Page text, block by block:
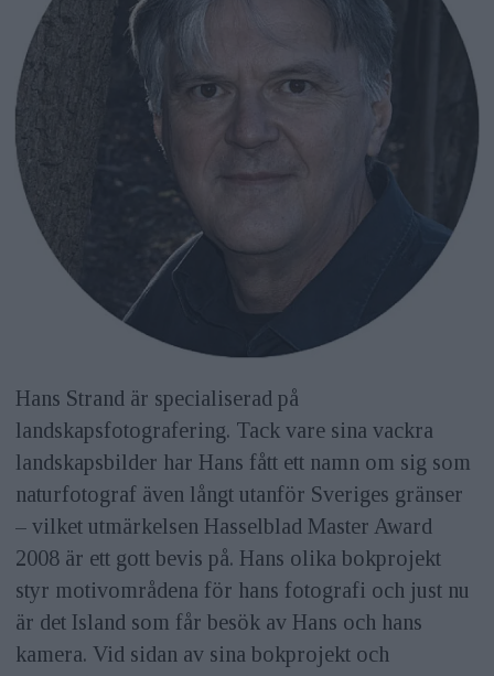
Hans Strand är specialiserad på
landskapsfotografering. Tack vare sina vackra
landskapsbilder har Hans fått ett namn om sig som
naturfotograf även långt utanför Sveriges gränser
– vilket utmärkelsen Hasselblad Master Award
2008 är ett gott bevis på. Hans olika bokprojekt
styr motivområdena för hans fotografi och just nu
är det Island som får besök av Hans och hans
kamera. Vid sidan av sina bokprojekt och